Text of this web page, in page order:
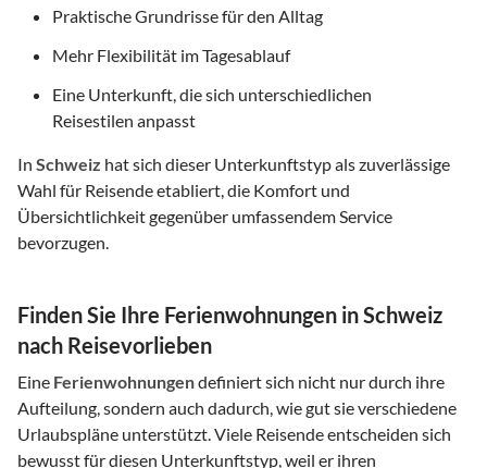
Praktische Grundrisse für den Alltag
Mehr Flexibilität im Tagesablauf
Eine Unterkunft, die sich unterschiedlichen
Reisestilen anpasst
In Schweiz hat sich dieser Unterkunftstyp als zuverlässige
Wahl für Reisende etabliert, die Komfort und
Übersichtlichkeit gegenüber umfassendem Service
bevorzugen.
Finden Sie Ihre Ferienwohnungen in Schweiz
nach Reisevorlieben
Eine Ferienwohnungendefiniert sich nicht nur durch ihre
Aufteilung, sondern auch dadurch, wie gut sie verschiedene
Urlaubspläne unterstützt. Viele Reisende entscheiden sich
bewusst für diesen Unterkunftstyp, weil er ihren